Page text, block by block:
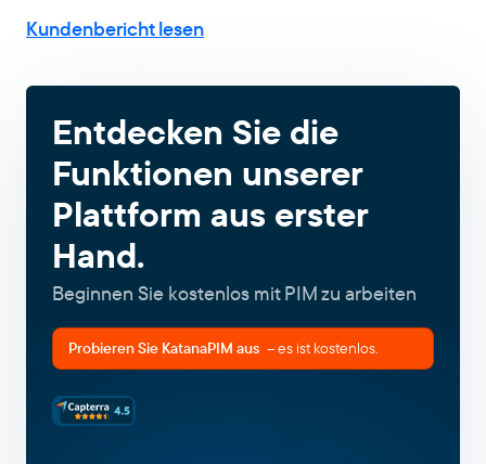
Kundenbericht lesen
Entdecken Sie die
Funktionen unserer
Plattform aus erster
Hand.
Beginnen Sie kostenlos mit PIM zu arbeiten
Probieren Sie KatanaPIM aus – es ist kostenlos.